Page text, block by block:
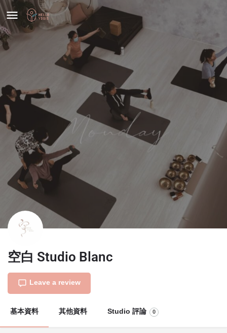
空白 Studio Blanc
Leave a review
基本資料 其他資料 Studio 評論 0